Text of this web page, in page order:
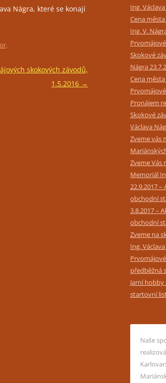
PORADENSTVÍ
Nágra, které se konají
.
skokových závodů,
1.5.2016 →
Ing.
Cena
Ing. V.
Skokové
Nágra
Cena
Pronájem
Skokové
Václava
Zveme vás
Zveme Vás
Memoriál
22.9.2017
obchodní
3.8.2017 –
obchodní
Zveme na
Ing.
předběžná
Jarní
startovní
Naše